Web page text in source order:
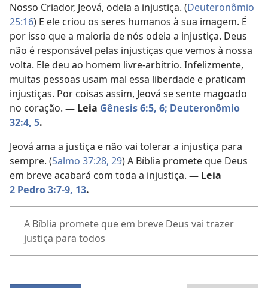
Nosso Criador, Jeová, odeia a injustiça. (Deuteronômio
25:16) E ele criou os seres humanos à sua imagem. É
por isso que a maioria de nós odeia a injustiça. Deus
não é responsável pelas injustiças que vemos à nossa
volta. Ele deu ao homem livre-arbítrio. Infelizmente,
muitas pessoas usam mal essa liberdade e praticam
injustiças. Por coisas assim, Jeová se sente magoado
no coração. — Leia Gênesis 6:5, 6; Deuteronômio
32:4, 5.
Jeová ama a justiça e não vai tolerar a injustiça para
sempre. (Salmo 37:28, 29) A Bíblia promete que Deus
em breve acabará com toda a injustiça. — Leia
2 Pedro 3:7-9, 13.
A Bíblia promete que em breve Deus vai trazer
justiça para todos